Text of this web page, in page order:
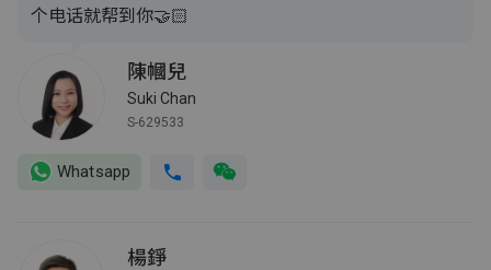
个电话就帮到你🤝🏻
陳幗兒
Suki Chan
S-629533
Whatsapp
楊錚